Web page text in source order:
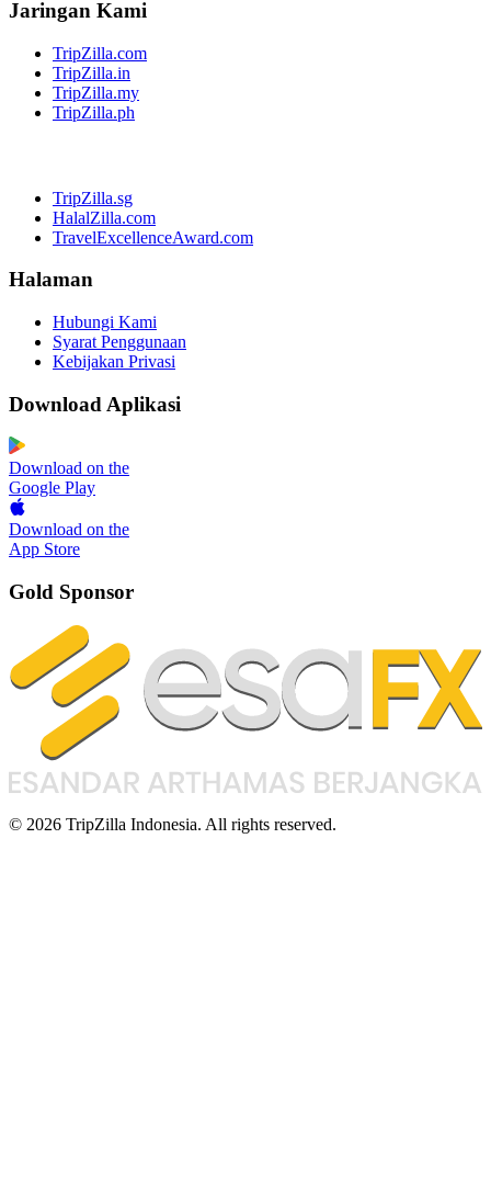
Jaringan Kami
TripZilla.com
TripZilla.in
TripZilla.my
TripZilla.ph
TripZilla.sg
HalalZilla.com
TravelExcellenceAward.com
Halaman
Hubungi Kami
Syarat Penggunaan
Kebijakan Privasi
Download Aplikasi
Download on the
Google Play
Download on the
App Store
Gold Sponsor
© 2026 TripZilla Indonesia. All rights reserved.